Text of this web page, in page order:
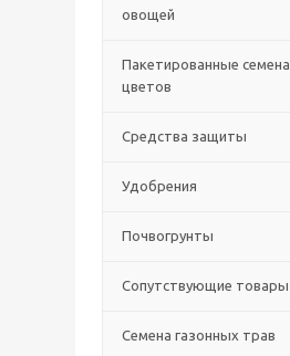
овощей
Пакетированные семена
цветов
Средства защиты
Удобрения
Почвогрунты
Сопутствующие товары
Семена газонных трав